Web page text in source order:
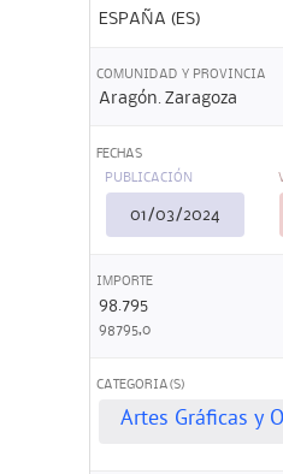
ESPAÑA (ES)
COMUNIDAD Y PROVINCIA
Aragón. Zaragoza
FECHAS
PUBLICACIÓN
01/03/2024
IMPORTE
98.795
98795,0
CATEGORIA(S)
Artes Gráficas y